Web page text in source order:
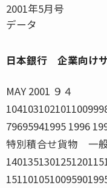
2001年5月号
データ
日本銀行 企業向け
MAY 2001 ９４1041031021011009998979695941041031021011009998979695941995 1996 1997 1998 1999 2000鉄道貨物輸送 特別積合せ貨物 一般貨物 港湾運送 140135130125120115110105100959014013513012512011511010510095901995 1996 1997 1998 1999 2000国際航空貨物輸送 国内航空貨物輸送 日本銀行 企業向けサービス価格指数の推移 陸上輸送 航空輸送 （指数） （年度） （年度） 海上輸送 （指数） 1301251201151101051009590851301251201151101051009590851995 1996 1997 1998 1999 2000内航貨物輸送 外洋貨物輸送 （年度） （年度） （指数） 10310210110099989796959493103102101100999897969594931995 1996 1997 1998 1999 2000こん包 普通倉庫 冷蔵倉庫 倉庫業 （指数） ９５ MAY 2001 特別積合せトラック 一般トラック 宅配貨物取扱個数 原数値 前期比 前年同期 前年同期 原数値 前期比 前年同期 （季調済） （月）比 （月）比 （季調済） （月）比 千トン ％ ％ （平均）％ 千個 ％ ％ 8月 6,042 3.1 4.9 4.5 148,184 4.1 9.99月 6,274 △3.2 1.8 2.4 145,541 1.0 5.210月 6,702 1.2 3.5 1.0 152,261 4.6 12.111月 6,761 0.9 0.7 △1.8 161,107 0.3 9.812月 7,800 3.6 2.8 1.2 273,547 △3.6 4.8 資料出所 トラック輸送情報「特別積合せトラック２７社、一般（特別積合せを除く）トラック約１１００社及び宅配貨物取扱２０社」 ＪＲ貨物会社（合計） ＪＲ貨物会社（車扱） ＪＲ貨物会社（コンテナ） 原数値 前期比 前年同期 原数値 前期比 前年同期 原数値 前期比 前年同期 （季調済） （月）比 （季調済） （月）比 （季調済） （月）比 千トン ％ ％ 千トン ％ ％ 千トン ％ ％ 8月 3,176 10.1 5.9 1,505 15.4 3.7 1,671 8.9 7.99月 3,228 △4.9 0.2 1,481 △2.8 0.7 1,747 △8.1 △0.310月 3,588 4.4 5.3 1,679 6.1 10.8 1,909 2.6 0.811月 3,641 0.1 5.9 1,774 0.6 6.6 1,867 0.0 5.212月 ■ 3,958 ■ 4.1 ■ 5.9 ■ 2,054 ■ 3.1 ■ 5.7 ■ 1,905 ■ 6.5 ■ 6.113年1月 ● 3,280 ● 8.4 ● 5.7 ● 1,819 ● 4.3 ● 9.8 ● 1,461 ● 21.2 ● 1.0 資料出所 日本貨物鉄道株式会社 注）●印は速報値を、■印は修正値を示す 内航海運（貨物船） 内航海運（油送船） 自動車航送定期航路 外航海運（輸出） 原数値 前期比 前年同期 原数値 前期比 前年同期 原数値 前期比 前年同期 原数値 前期比 前年同期 （季調済） （月）比 （季調済） （月）比 （季調済） （月）比 （季調済） （月）比 千トン ％ ％ 千トン ％ ％ 千トン ％ ％ 千トン ％ ％ 8月 24,644 4.0 15,929 0.0 344 △1.6 △0.3 1,095 1.6 △1.29月 24,340 4.0 15,147 0.9 292 3.1 2.1 1,185 △4.6 △3.610月 27,741 10.0 14,509 △4.9 309 2.2 2.1 946 △19.8 △24.611月 27,046 8.7 14,602 △10.2 291 △3.4 2.3 1.098 36.3 △11.312月 300 0.8 3.8 1,066 △20.7 △15.7資料出所 内航船舶輸送統計月報 長距離、中距離及び短距離の 外航船舶運航事業３社の輸送トン数 フェリー３６航路の全旅客数 外航海運（輸入） 外航海運（三国間） 外貿コンテナ（輸出） 外貿コンテナ（輸入） 原数値 前期比 前年同期 原数値 前期比 前年同期 原数値 前期比 前年同期 原数値 前期比 前年同期 （季調済） （月）比 （季調済） （月）比 （季調済） （月）比 （季調済） （月）比 千トン ％ ％ 千トン ％ ％ 千トン ％ ％ 千トン ％ ％ 8月 22,770 △1.7 5.2 6,731 △7.2 △1.3 5,378 △0.9 8.0 7,562 2.2 21.39月 23,747 7.6 8.4 8,074 31.9 14.8 5,931 2.2 7.2 7,592 1.0 17.310月 17,253 △30.1 △27.1 5,454 △36.3 △22.711月 20,756 24.0 △12.4 6,300 35.5 △16.512月 24,084 8.7 △2.4 6,611 △4.8 △12.4資料出所 外航船舶運航事業３社の輸送トン数 五大港の取扱トン数（東京港、横浜港、名古屋港、大阪港、神戸港） 航空貨物量（輸出） 航空貨物量（輸入） 航空（国内線） 航空（国際線） 原数値 前期比 前年同期 原数値 前期比 前年同期 原数値 前期比 前年同期 原数値 前期比 前年同期 （季調済） （月）比 （季調済） （月）比 （季調済） （月）比 （季調済） （月）比 トン ％ ％ トン ％ ％ トン ％ ％ トン ％ ％ 8月 81,112 △1.1 17.3 93,045 3.5 15.4 79,315 5.2 97,589 6.79月 92,578 0.1 12.2 97,844 0.8 15.3 78,735 5.4 104,526 7.710月 94,602 △3.9 2.1 104,289 △4.4 5.9 81,752 3.7 106,732 0.511月 91,930 △5.3 5.0 103,322 2.5 7.1 78,028 6.4 101,926 △1.612月 89,403 0.8 △1.3 102,377 3.6 8.0 101,318 4.0 97,538 △3.313年1月 63,061 △23.8 △10.9